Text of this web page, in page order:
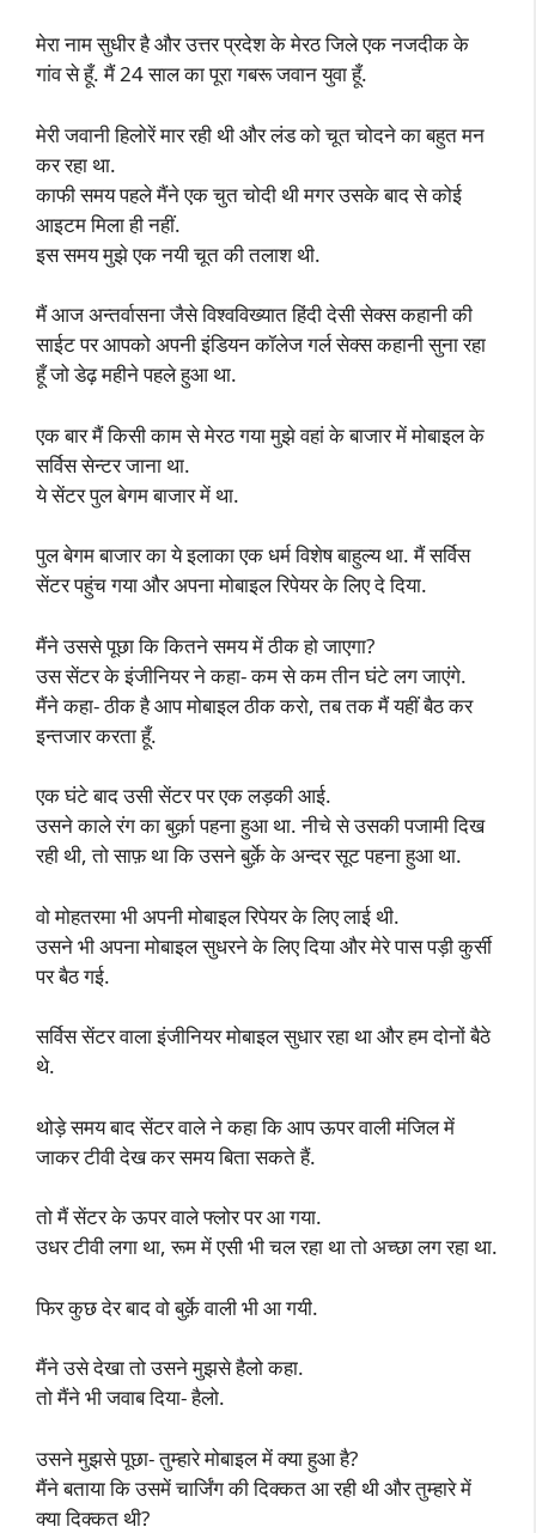
मेरा नाम सुधीर है और उत्तर प्रदेश के मेरठ जिले एक नजदीक के
गांव से हूँ. मैं 24 साल का पूरा गबरू जवान युवा हूँ.
मेरी जवानी हिलोरें मार रही थी और लंड को चूत चोदने का बहुत मन
कर रहा था.
काफी समय पहले मैंने एक चुत चोदी थी मगर उसके बाद से कोई
आइटम मिला ही नहीं.
इस समय मुझे एक नयी चूत की तलाश थी.
मैं आज अन्तर्वासना जैसे विश्वविख्यात हिंदी देसी सेक्स कहानी की
साईट पर आपको अपनी इंडियन कॉलेज गर्ल सेक्स कहानी सुना रहा
हूँ जो डेढ़ महीने पहले हुआ था.
एक बार मैं किसी काम से मेरठ गया मुझे वहां के बाजार में मोबाइल के
सर्विस सेन्टर जाना था.
ये सेंटर पुल बेगम बाजार में था.
पुल बेगम बाजार का ये इलाका एक धर्म विशेष बाहुल्य था. मैं सर्विस
सेंटर पहुंच गया और अपना मोबाइल रिपेयर के लिए दे दिया.
मैंने उससे पूछा कि कितने समय में ठीक हो जाएगा?
उस सेंटर के इंजीनियर ने कहा- कम से कम तीन घंटे लग जाएंगे.
मैंने कहा- ठीक है आप मोबाइल ठीक करो, तब तक मैं यहीं बैठ कर
इन्तजार करता हूँ.
एक घंटे बाद उसी सेंटर पर एक लड़की आई.
उसने काले रंग का बुर्क़ा पहना हुआ था. नीचे से उसकी पजामी दिख
रही थी, तो साफ़ था कि उसने बुर्क़े के अन्दर सूट पहना हुआ था.
वो मोहतरमा भी अपनी मोबाइल रिपेयर के लिए लाई थी.
उसने भी अपना मोबाइल सुधरने के लिए दिया और मेरे पास पड़ी कुर्सी
पर बैठ गई.
सर्विस सेंटर वाला इंजीनियर मोबाइल सुधार रहा था और हम दोनों बैठे
थे.
थोड़े समय बाद सेंटर वाले ने कहा कि आप ऊपर वाली मंजिल में
जाकर टीवी देख कर समय बिता सकते हैं.
तो मैं सेंटर के ऊपर वाले फ्लोर पर आ गया.
उधर टीवी लगा था, रूम में एसी भी चल रहा था तो अच्छा लग रहा था.
फिर कुछ देर बाद वो बुर्क़े वाली भी आ गयी.
मैंने उसे देखा तो उसने मुझसे हैलो कहा.
तो मैंने भी जवाब दिया- हैलो.
उसने मुझसे पूछा- तुम्हारे मोबाइल में क्या हुआ है?
मैंने बताया कि उसमें चार्जिंग की दिक्कत आ रही थी और तुम्हारे में
क्या दिक्कत थी?